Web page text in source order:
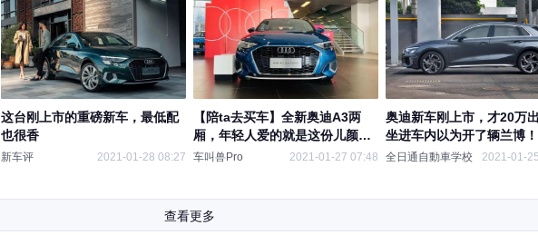
这台刚上市的重磅新车，最低配
也很香
新车评 2021-01-28 08:27
【陪ta去买车】全新奥迪A3两
厢，年轻人爱的就是这份儿颜值
炸裂！
车叫兽Pro 2021-01-27 07:48
奥迪新车刚上市，才20万
坐进车内以为开了辆兰博！
全日通自動車学校 2021-01-
查看更多